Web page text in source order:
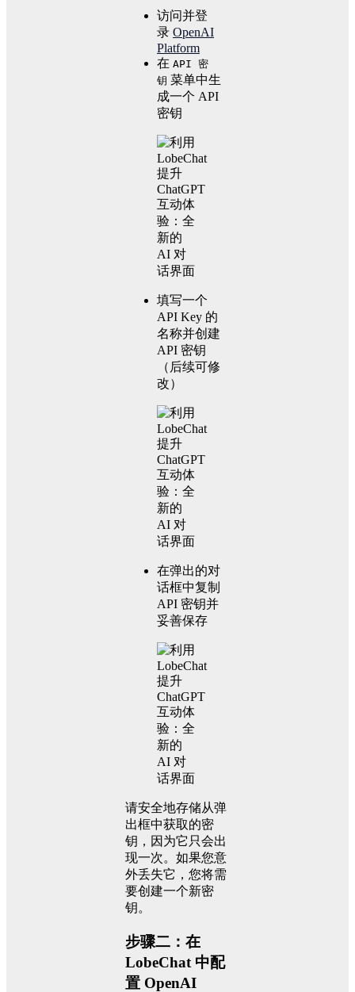
访问并登
录 OpenAI
Platform
在 API 密
钥 菜单中生
成一个 API
密钥
填写一个
API Key 的
名称并创建
API 密钥
（后续可修
改）
在弹出的对
话框中复制
API 密钥并
妥善保存
请安全地存储从弹
出框中获取的密
钥，因为它只会出
现一次。如果您意
外丢失它，您将需
要创建一个新密
钥。
步骤二：在
LobeChat 中配
置 OpenAI